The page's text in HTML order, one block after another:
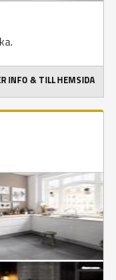
INFO & TILL HEMSIDA